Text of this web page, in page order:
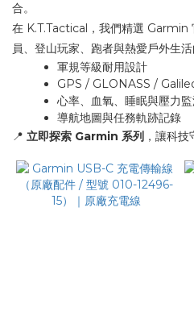
合。
在 K.T.Tactical，我們精選 Garmin
員、登山玩家、跑者與熱愛戶外生活
軍規等級耐用設計
GPS / GLONASS /
心率、血氧、睡眠與壓力
導航地圖與任務軌跡記錄
📍 立即探索 Garmin 系列 ，讓科技